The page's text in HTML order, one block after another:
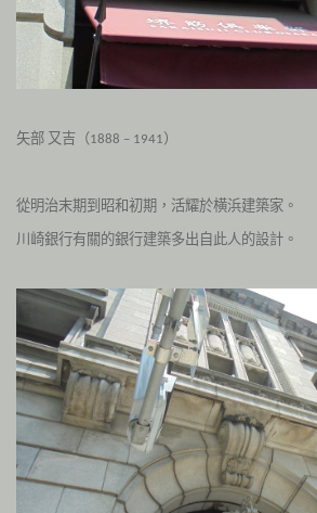
矢部 又吉（1888 – 1941）
從明治末期到昭和初期，活耀於横浜建築家。
川崎銀行有關的銀行建築多出自此人的設計。